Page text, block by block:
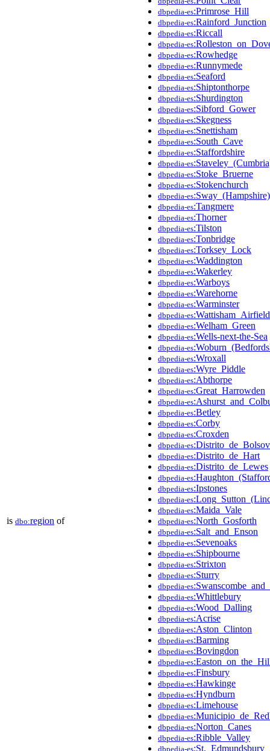
is dbo:region of
dbpedia-es:Primrose_Hill
dbpedia-es:Rainford_Junction
dbpedia-es:Riccall
dbpedia-es
dbpedia-es:Rowhedge
dbpedia-es:Runnymede
dbpedia-es:Seaford
dbpedia-es:Shiptonthorpe
dbpedia-es:Shurdington
dbpedia-es:Sibford_Gower
dbpedia-es:Skegness
dbpedia-es:Snettisham
dbpedia-es:South_Cave
dbpedia-es:Staffordshire
dbpedia-es
dbpedia-es:Stoke_Bruerne
dbpedia-es:Stokenchurch
dbpedia-es:Sway_(Hampshire)
dbpedia-es:Tangmere
dbpedia-es:Thorner
dbpedia-es:Tilston
dbpedia-es:Tonbridge
dbpedia-es:Torksey_Lock
dbpedia-es:Waddington
dbpedia-es:Wakerley
dbpedia-es:Warboys
dbpedia-es:Warehorne
dbpedia-es:Warminster
dbpedia-es:Wattisham_Airfield
dbpedia-es:Welham_Green
dbpedia-es:Wells-next-the-Sea
dbpedia-es
dbpedia-es:Wroxall
dbpedia-es:Wyre_Piddle
dbpedia-es:Abthorpe
dbpedia-es:Great_Harrowden
dbpedia-es
dbpedia-es:Betley
dbpedia-es:Corby
dbpedia-es:Croxden
dbpedia-es
dbpedia-es:Distrito_de_Hart
dbpedia-es:Distrito_de_Lewes
dbpedia-es
dbpedia-es:Ipstones
dbpedia-es
dbpedia-es:Maida_Vale
dbpedia-es:North_Gosforth
dbpedia-es:Salt_and_Enson
dbpedia-es:Sevenoaks
dbpedia-es:Shipbourne
dbpedia-es:Strixton
dbpedia-es:Sturry
dbpedia-es
dbpedia-es:Whittlebury
dbpedia-es:Wood_Dalling
dbpedia-es:Acrise
dbpedia-es:Aston_Clinton
dbpedia-es:Barming
dbpedia-es:Bovingdon
dbpedia-es
dbpedia-es:Finsbury
dbpedia-es:Hawkinge
dbpedia-es:Hyndburn
dbpedia-es:Limehouse
dbpedia-es
dbpedia-es:Norton_Canes
dbpedia-es:Ribble_Valley
dbpedia-es:St._Edmundsbury